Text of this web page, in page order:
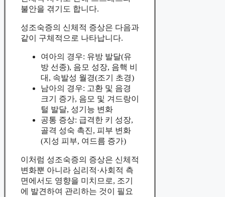
불안을 겪기도 합니다.
성조숙증의 신체적 증상은 다음과
같이 구체적으로 나타납니다.
여아의 경우: 유방 발달(유
방 선종), 음모 성장, 음핵 비
대, 속발성 월경(조기 초경)
남아의 경우: 고환 및 음경
크기 증가, 음모 및 겨드랑이
털 발달, 성기능 변화
공통 증상: 급격한 키 성장,
골격 성숙 촉진, 피부 변화
(지성 피부, 여드름 증가)
이처럼 성조숙증의 증상은 신체적
변화뿐 아니라 심리적·사회적 측
면에서도 영향을 미치므로, 조기
에 발견하여 관리하는 것이 필요